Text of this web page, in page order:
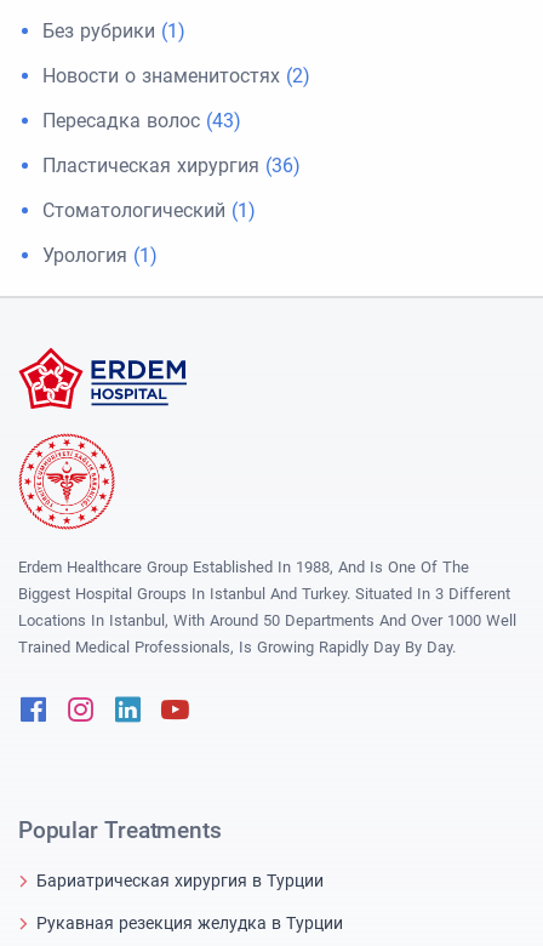
Без рубрики (1)
Новости о знаменитостях (2)
Пересадка волос (43)
Пластическая хирургия (36)
Стоматологический (1)
Урология (1)
Erdem Healthcare Group Established In 1988, And Is One Of The
Biggest Hospital Groups In Istanbul And Turkey. Situated In 3 Different
Locations In Istanbul, With Around 50 Departments And Over 1000 Well
Trained Medical Professionals, Is Growing Rapidly Day By Day.
FacebookInstagram
Linkedin
Popular Treatments
Бариатрическая хирургия в Турции
Рукавная резекция желудка в Турции